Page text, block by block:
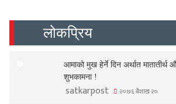
लोकप्रिय
आमाको मुख हेर्ने दिन अर्थात मातातीर्थ
शुभकामना !
satkarpost २०७६ बैशाख २०